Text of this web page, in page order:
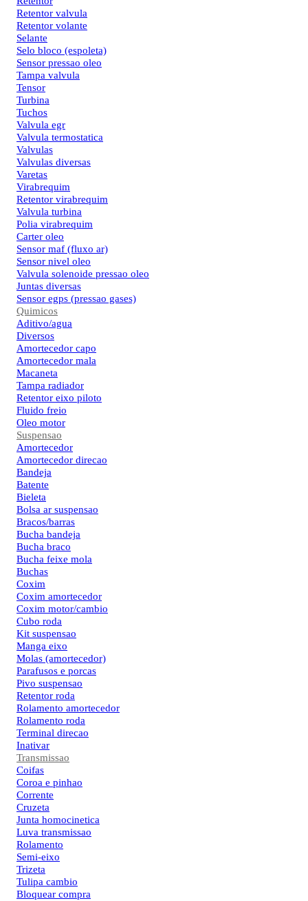
Retentor valvula
Retentor volante
Selante
Selo bloco (espoleta)
Sensor pressao oleo
Tampa valvula
Tensor
Turbina
Tuchos
Valvula egr
Valvula termostatica
Valvulas
Valvulas diversas
Varetas
Virabrequim
Retentor virabrequim
Valvula turbina
Polia virabrequim
Carter oleo
Sensor maf (fluxo ar)
Sensor nivel oleo
Valvula solenoide pressao oleo
Juntas diversas
Sensor egps (pressao gases)
Quimicos
Aditivo/agua
Diversos
Amortecedor capo
Amortecedor mala
Macaneta
Tampa radiador
Retentor eixo piloto
Fluido freio
Oleo motor
Suspensao
Amortecedor
Amortecedor direcao
Bandeja
Batente
Bieleta
Bolsa ar suspensao
Bracos/barras
Bucha bandeja
Bucha braco
Bucha feixe mola
Buchas
Coxim
Coxim amortecedor
Coxim motor/cambio
Cubo roda
Kit suspensao
Manga eixo
Molas (amortecedor)
Parafusos e porcas
Pivo suspensao
Retentor roda
Rolamento amortecedor
Rolamento roda
Terminal direcao
Inativar
Transmissao
Coifas
Coroa e pinhao
Corrente
Cruzeta
Junta homocinetica
Luva transmissao
Rolamento
Semi-eixo
Trizeta
Tulipa cambio
Bloquear compra